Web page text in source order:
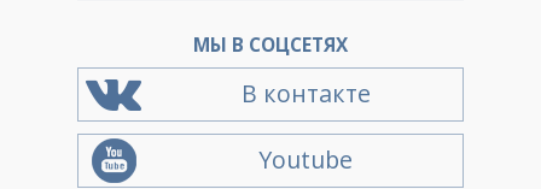
МЫ В СОЦСЕТЯХ
В контакте
Youtube